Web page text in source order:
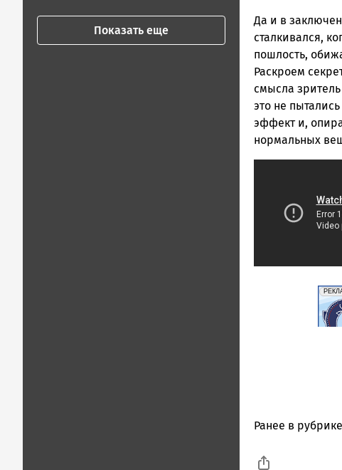
Показать еще
Да и в
сталкивался,
пошлость,
Раскроем
смысла
это не
эффект и,
нормальных
erid:
Ранее в рубрике